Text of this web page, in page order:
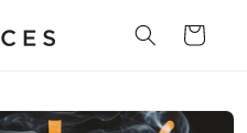
Carrito